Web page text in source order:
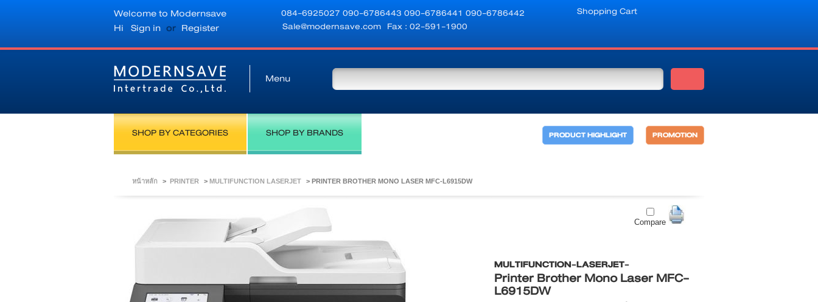
Welcome to Modernsave
Hi Sign in or Register
084-6925027090-6786443090-6786441090-6786442
Sale@modernsave.com Fax : 02-591-1900
Shopping Cart
Menu
SHOP BY CATEGORIES SHOP BY BRANDS PROMOTION
PRODUCT HIGHLIGHT
หน้าหลัก > PRINTER > MULTIFUNCTION LASERJET > PRINTER BROTHER MONO LASER MFC-L6915DW
Compare
MULTIFUNCTION-LASERJET-
Printer Brother Mono Laser MFC-
L6915DW